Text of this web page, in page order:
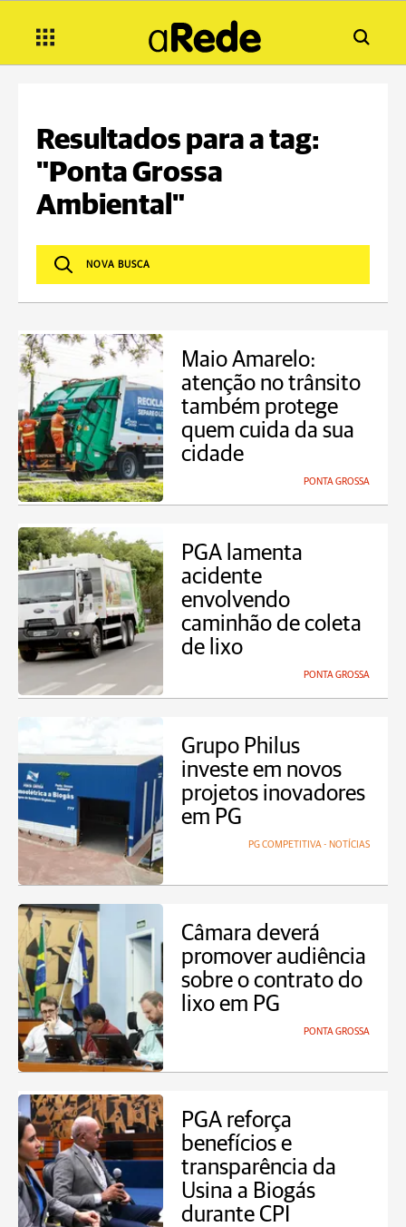
Resultados para a tag:
"Ponta Grossa
Ambiental"
Maio Amarelo:
atenção no trânsito
também protege
quem cuida da sua
cidade
PONTA GROSSA
PGA lamenta
acidente
envolvendo
caminhão de coleta
de lixo
PONTA GROSSA
Grupo Philus
investe em novos
projetos inovadores
em PG
PG COMPETITIVA - NOTÍCIAS
Câmara deverá
promover audiência
sobre o contrato do
lixo em PG
PONTA GROSSA
PGA reforça
benefícios e
transparência da
Usina a Biogás
durante CPI